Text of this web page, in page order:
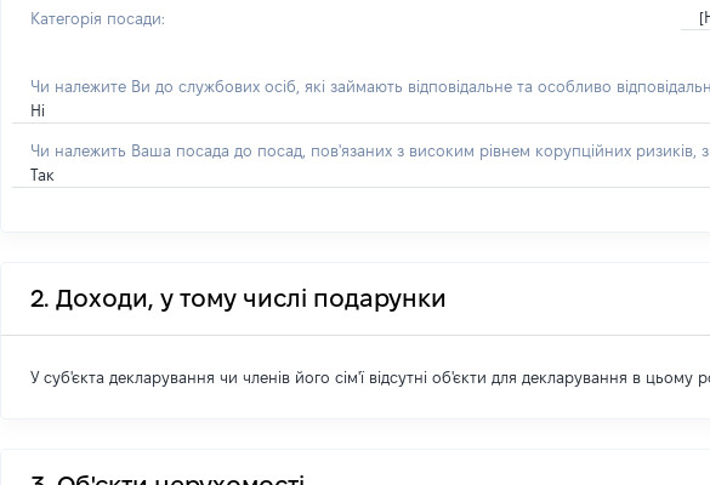
Категорія посади:
Чи належите Ви до службових осіб, які займають відповідальне та особливо
Ні
Чи належить Ваша посада до посад, пов'язаних з високим рівнем корупційних ризиків,
Так
2. Доходи, у тому числі подарунки
У суб'єкта декларування чи членів його сім'ї відсутні об'єкти для декларування в цьому